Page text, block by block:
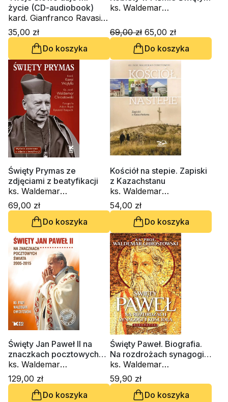
życie (CD-audiobook)
kard. Gianfranco Ravasi,
kardynał Grzegorz Ryś,
Amedeo Cencini FdCC, ks.
Waldemar Chrostowski,
Innocenzo Gargano
OSBCam., Danuta
Piekarz, Marko Ivan
Rupnik SJ
35,00 zł
Do koszyka
ks. Waldemar
69,00 zł 65,00 zł
Do koszyka
Święty Prymas ze
zdjęciami z beatyfikacji
ks. Waldemar
Chrostowski, św. Jan
Paweł II - Karol Wojtyła,
Adam Bujak
69,00 zł
Do koszyka
Kościół na stepie. Zapiski
z Kazachstanu
ks. Waldemar
Chrostowski
54,00 zł
Do koszyka
Święty Jan Paweł II na
znaczkach pocztowych
świata 2005-2015
ks. Waldemar
Chrostowski
129,00 zł
Do koszyka
Święty Paweł. Biografia.
Na rozdrożach synagogi i
Kościoła
ks. Waldemar
Chrostowski
59,90 zł
Do koszyka